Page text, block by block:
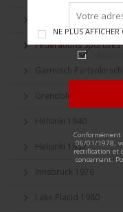
06/01/1978,
rectification et
concernant.
NE PLUS
Fédérations Sportives
Garmisch
Grenoble 1968
Helsinki 1940
Helsinki 1952
Innsbruck 1976
Lake Placid 1980